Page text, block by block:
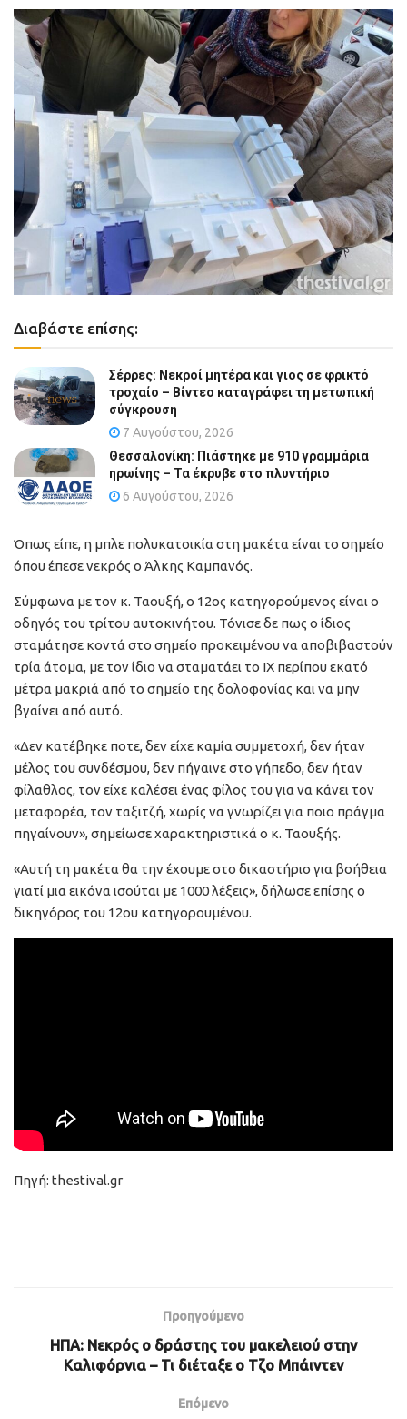
Διαβάστε επίσης:
Σέρρες: Νεκροί μητέρα και γιος σε φρικτό
τροχαίο – Βίντεο καταγράφει τη μετωπική
σύγκρουση
7 Αυγούστου, 2026
Θεσσαλονίκη: Πιάστηκε με 910 γραμμάρια
ηρωίνης – Τα έκρυβε στο πλυντήριο
6 Αυγούστου, 2026
Όπως είπε, η μπλε πολυκατοικία στη μακέτα είναι το σημείο
όπου έπεσε νεκρός ο Άλκης Καμπανός.
Σύμφωνα με τον κ. Ταουξή, ο 12ος κατηγορούμενος είναι ο
οδηγός του τρίτου αυτοκινήτου. Τόνισε δε πως ο ίδιος
σταμάτησε κοντά στο σημείο προκειμένου να αποβιβαστούν
τρία άτομα, με τον ίδιο να σταματάει το ΙΧ περίπου εκατό
μέτρα μακριά από το σημείο της δολοφονίας και να μην
βγαίνει από αυτό.
«Δεν κατέβηκε ποτε, δεν είχε καμία συμμετοχή, δεν ήταν
μέλος του συνδέσμου, δεν πήγαινε στο γήπεδο, δεν ήταν
φίλαθλος, τον είχε καλέσει ένας φίλος του για να κάνει τον
μεταφορέα, τον ταξιτζή, χωρίς να γνωρίζει για ποιο πράγμα
πηγαίνουν», σημείωσε χαρακτηριστικά ο κ. Ταουξής.
«Αυτή τη μακέτα θα την έχουμε στο δικαστήριο για βοήθεια
γιατί μια εικόνα ισούται με 1000 λέξεις», δήλωσε επίσης ο
δικηγόρος του 12ου κατηγορουμένου.
Πηγή: thestival.gr
Προηγούμενο
ΗΠΑ: Νεκρός ο δράστης του μακελειού στην
Καλιφόρνια – Τι διέταξε ο Τζο Μπάιντεν
Επόμενο